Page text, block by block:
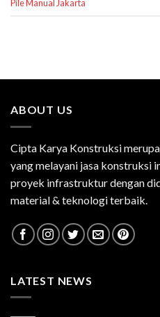
Pile Manual Jakarta
ABOUT US
Cipta Karya Konstruksi
yang melayani jasa
proyek infrastruktur dengan
material & teknologi terbaik.
LATEST NEWS